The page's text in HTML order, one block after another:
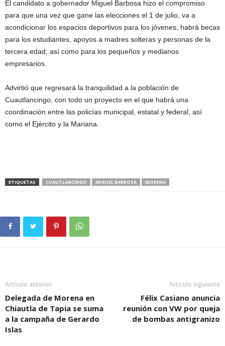
El candidato a gobernador Miguel Barbosa hizo el compromiso
para que una vez que gane las elecciones el 1 de julio, va a
acondicionar los espacios deportivos para los jóvenes, habrá becas
para los estudiantes, apoyos a madres solteras y personas de la
tercera edad, así como para los pequeños y medianos
empresarios.
Advirtió que regresará la tranquilidad a la población de
Cuautlancingo, con todo un proyecto en el que habrá una
coordinación entre las policías municipal, estatal y federal, así
como el Ejército y la Mariana.
ETIQUETAS CUAUTLANCINGO MIGUEL BARBOSA MORENA
Artículo anterior
Delegada de Morena en
Chiautla de Tapia se suma
a la campaña de Gerardo
Islas
Artículo siguiente
Félix Casiano anuncia
reunión con VW por queja
de bombas antigranizo